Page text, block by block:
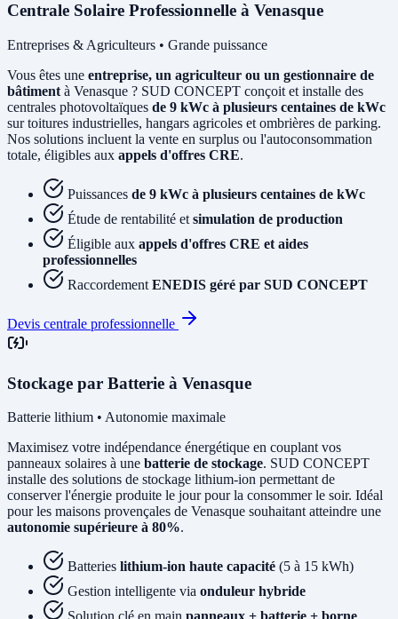
Centrale Solaire Professionnelle à Venasque
Entreprises & Agriculteurs • Grande puissance
Vous êtes une entreprise, un agriculteur ou un gestionnaire de
bâtiment à Venasque ? SUD CONCEPT conçoit et installe des
centrales photovoltaïques de 9 kWc à plusieurs centaines de kWc
sur toitures industrielles, hangars agricoles et ombrières de parking.
Nos solutions incluent la vente en surplus ou l'autoconsommation
totale, éligibles aux appels d'offres CRE.
Puissances de 9 kWc à plusieurs centaines de kWc
Étude de rentabilité et simulation de production
Éligible aux appels d'offres CRE et aides
professionnelles
Raccordement ENEDIS géré par SUD CONCEPT
Devis centrale professionnelle
Stockage par Batterie à Venasque
Batterie lithium • Autonomie maximale
Maximisez votre indépendance énergétique en couplant vos
panneaux solaires à une batterie de stockage. SUD CONCEPT
installe des solutions de stockage lithium-ion permettant de
conserver l'énergie produite le jour pour la consommer le soir. Idéal
pour les maisons provençales de Venasque souhaitant atteindre une
autonomie supérieure à 80%.
Batteries lithium-ion haute capacité (5 à 15 kWh)
Gestion intelligente via onduleur hybride